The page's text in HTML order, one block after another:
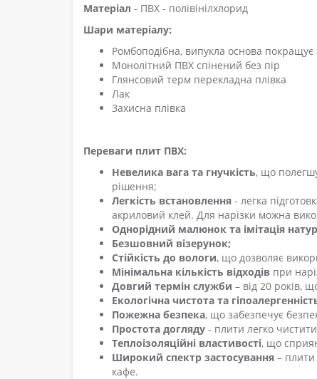
Матеріал - ПВХ - полівінілхлорид
Шари матеріалу:
Ромбоподібна, випукла основа покращує
Монолітний ПВХ спінений без пір
Глянсовий терм перекладна плівка
Лак
Захисна плівка
Переваги плит ПВХ:
Невелика вага та гнучкість, що
рішення;
Легкість встановлення - легка
акриловий клей. Для нарізки можна
Однорідний малюнок та імітація
Безшовний візерунок;
Стійкість до вологи, що дозволяє
Мінімальна кількість відходів при
Довгий термін служби – від 20 років,
Екологічна чистота та
Пожежна безпека, що забезпечує
Простота догляду - плити легко
Теплоізоляційні властивості, що
Широкий спектр застосування – плити
кафе.